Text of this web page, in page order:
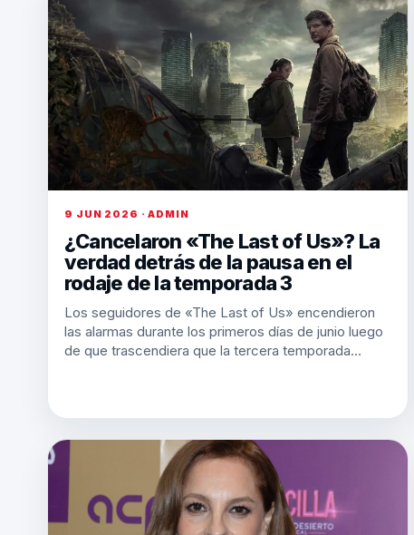
9 JUN 2026 · ADMIN
¿Cancelaron «The Last of Us»? La
verdad detrás de la pausa en el
rodaje de la temporada 3
Los seguidores de «The Last of Us» encendieron
las alarmas durante los primeros días de junio luego
de que trascendiera que la tercera temporada…